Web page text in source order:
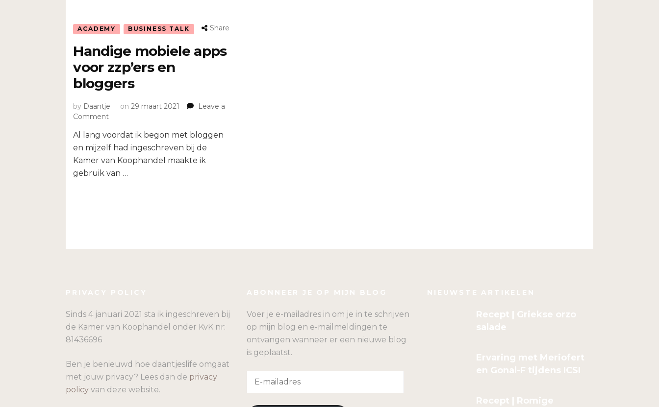
ACADEMY BUSINESS TALK Share
Handige mobiele apps
voor zzp’ers en
bloggers
by Daantje on29 maart 2021
Leave a
Comment
mobiele
apps
voor
en
Al lang voordat ik begon met bloggen
en mijzelf had ingeschreven bij de
Kamer van Koophandel maakte ik
gebruik van …
PRIVACY POLICY
Sinds 4 januari 2021 sta ik ingeschreven bij
de Kamer van Koophandel onder KvK nr:
81436696
Ben je benieuwd hoe daantjeslife omgaat
met jouw privacy? Lees dan de privacy
policy van deze website.
ABONNEER JE OP MIJN BLOG
Voer je e-mailadres in om je in te schrijven
op mijn blog en e-mailmeldingen te
ontvangen wanneer er een nieuwe blog
is geplaatst.
NIEUWSTE ARTIKELEN
Recept | Griekse orzo
salade
Ervaring met Meriofert
en Gonal-F tijdens ICSI
Recept | Romige